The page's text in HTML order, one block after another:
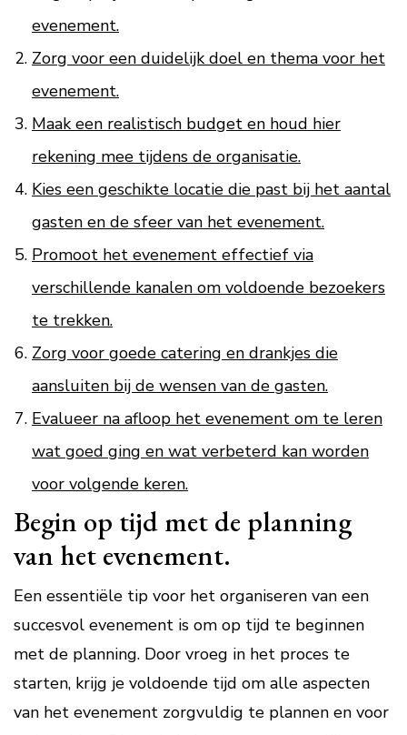
evenement.
Zorg voor een duidelijk doel en thema voor het
evenement.
Maak een realistisch budget en houd hier
rekening mee tijdens de organisatie.
Kies een geschikte locatie die past bij het aantal
gasten en de sfeer van het evenement.
Promoot het evenement effectief via
verschillende kanalen om voldoende bezoekers
te trekken.
Zorg voor goede catering en drankjes die
aansluiten bij de wensen van de gasten.
Evalueer na afloop het evenement om te leren
wat goed ging en wat verbeterd kan worden
voor volgende keren.
Begin op tijd met de planning
van het evenement.
Een essentiële tip voor het organiseren van een
succesvol evenement is om op tijd te beginnen
met de planning. Door vroeg in het proces te
starten, krijg je voldoende tijd om alle aspecten
van het evenement zorgvuldig te plannen en voor